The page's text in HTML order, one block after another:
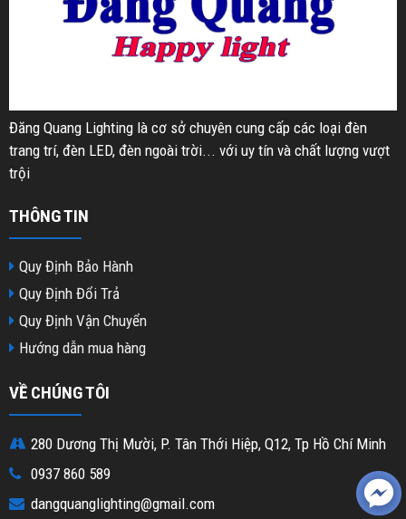
Đăng Quang Lighting là cơ sở chuyên cung cấp các loại đèn
trang trí, đèn LED, đèn ngoài trời... với uy tín và chất lượng vượt
trội
THÔNG TIN
Quy Định Bảo Hành
Quy Định Đổi Trả
Quy Định Vận Chuyển
Hướng dẫn mua hàng
VỀ CHÚNG TÔI
280 Dương Thị Mười, P. Tân Thới Hiệp, Q12, Tp Hồ Chí Minh
0937 860 589
dangquanglighting@gmail.com